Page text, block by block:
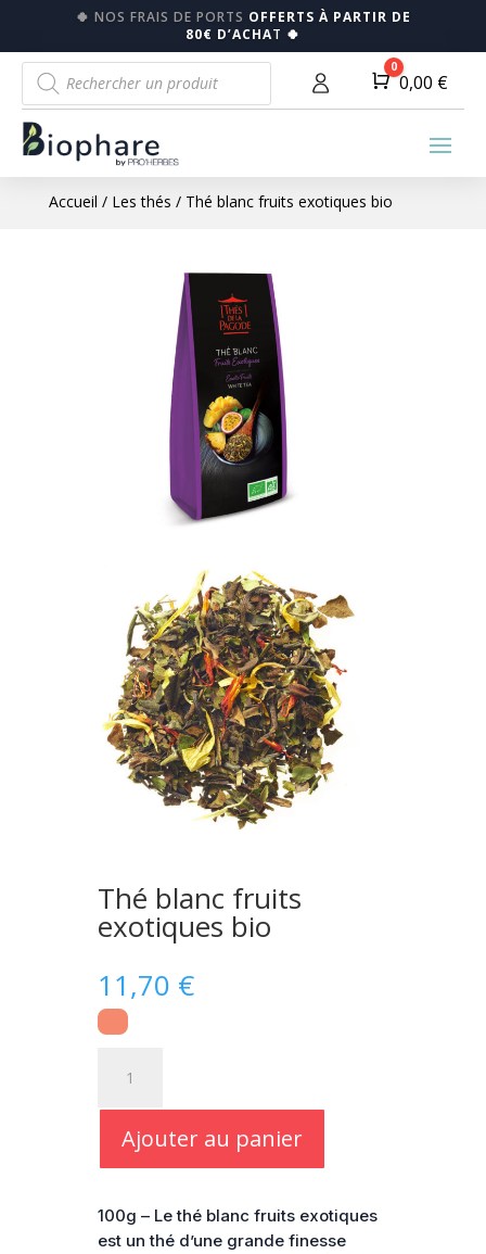
🍀 NOS FRAIS DE PORTS OFFERTS À PARTIR DE
80€ D’ACHAT 🍀
Recherche
de
produits
Panier
0
0,00 €
Accueil / Les thés / Thé blanc fruits exotiques bio
Thé blanc fruits
exotiques bio
11,70 €
Thé
blanc
bio
Ajouter au panier
100g – Le thé blanc fruits exotiques
est un thé d’une grande finesse